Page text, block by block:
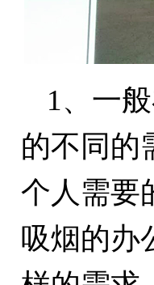
1、一
的不同的
个人需要
吸烟的办